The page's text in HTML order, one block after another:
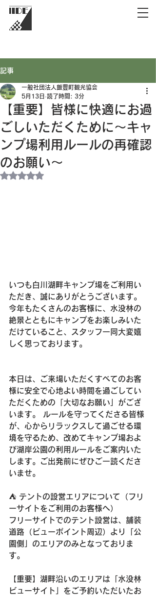
記事
【重要】皆様に快適にお過
ごしいただくために～キャ
ンプ場利用ルールの再確認
のお願い～
一般社団法人飯豊町観光協会
5月13日 読了時間: 3分
5つ星のうちNaNと評価されています。
いつも白川湖畔キャンプ場をご利用い
ただき、誠にありがとうございます。
今年もたくさんのお客様に、水没林の
絶景とともにキャンプをお楽しみいた
だけていること、スタッフ一同大変嬉
しく思っております。
本日は、ご来場いただくすべてのお客
様に安全で心地よい時間を過ごしてい
ただくための「大切なお願い」がござ
います。 ルールを守ってくださる皆様
が、心からリラックスして過ごせる環
境を守るため、改めてキャンプ場およ
び湖岸公園の利用ルールをご案内いた
します。ご出発前にぜひご一読くださ
いませ。
⛺ テントの設営エリアについて（フリ
ーサイトをご利用のお客様へ）
フリーサイトでのテント設営は、舗装
道路（ビューポイント周辺）より「公
園側」のエリアのみとなっておりま
す。
【重要】湖畔沿いのエリアは「水没林
ビューサイト」をご予約いただいたお